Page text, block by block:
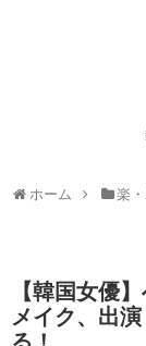
ホーム 楽
【韓国女優
メイク、出